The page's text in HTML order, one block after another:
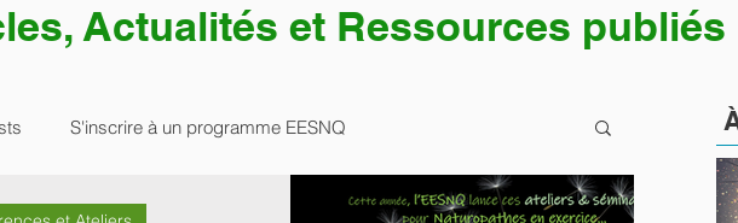
Actualités et Ressources publiés
S'inscrire à un programme EESNQ